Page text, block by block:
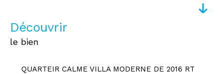
découvrir
le bien
QUARTEIR CALME VILLA MODERNE DE 2016 RT